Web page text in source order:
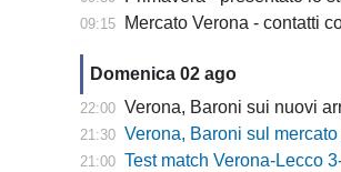
09:15 Mercato Verona - contatti
Domenica 02 ago
22:00 Verona, Baroni sui nuovi arrivati: «Pochi
21:30 Verona, Baroni sul mercato gialloblù: «La
21:00 Test match Verona-Lecco 3-0, Baroni: «Contento